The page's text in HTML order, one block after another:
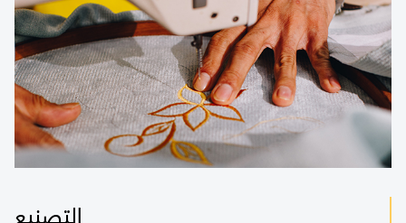
التصنيع